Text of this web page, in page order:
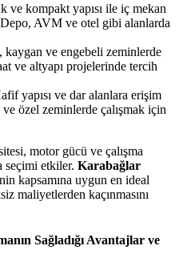
ve kompakt yapısı ile iç mekan
AVM ve otel gibi alanlarda
kaygan ve engebeli zeminlerde
ve altyapı projelerinde tercih
yapısı ve dar alanlara erişim
özel zeminlerde çalışmak için
motor gücü ve çalışma
etkiler. Karabağlar
kapsamına uygun en ideal
maliyetlerden kaçınmasını
Sağladığı Avantajlar ve